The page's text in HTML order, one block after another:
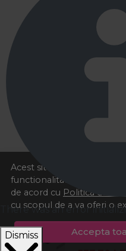
Acest site foloseste
functionalitatea dorita.
de acord cu Politica de
cu scopul de a va oferi o
Accepta
There was an error
Dismiss